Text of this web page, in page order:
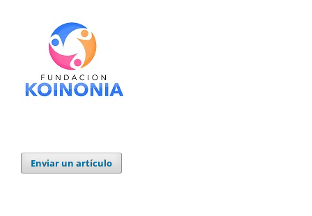
Enviar un artículo